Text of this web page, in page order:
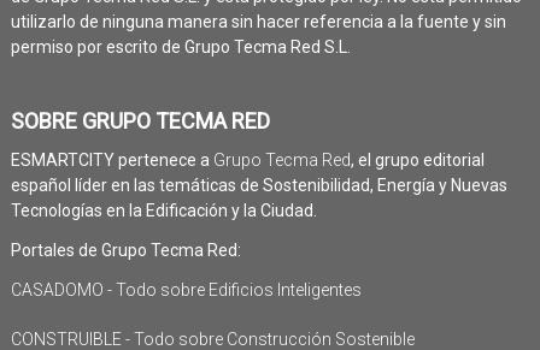
utilizarlo de ninguna manera sin hacer referencia a la fuente y sin
permiso por escrito de Grupo Tecma Red S.L.
SOBRE GRUPO TECMA RED
ESMARTCITY pertenece a Grupo Tecma Red, el grupo editorial
español líder en las temáticas de Sostenibilidad, Energía y Nuevas
Tecnologías en la Edificación y la Ciudad.
Portales de Grupo Tecma Red:
CASADOMO - Todo sobre Edificios Inteligentes
CONSTRUIBLE - Todo sobre Construcción Sostenible